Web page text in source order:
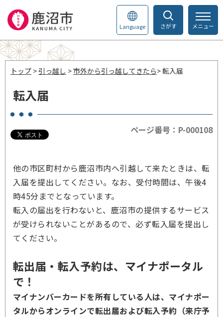
さがす
Language メニュー
トップ > 引っ越し >市外から引っ越してきたら> 転入届
転入届
ページ番号：P-000108
他の市区町村から鹿沼市内へ引越して来たときは、転
入届を提出してください。なお、受付時間は、午後4
時45分までとなっています。
転入の届出を行わないと、鹿沼市の提供するサービス
が受けられないことがあるので、必ず転入届を提出し
てください。
転出届・転入予約は、マイナポータル
で！
マイナンバーカードを所有している人は、マイナポー
タルからオンラインで転出届および転入予約（来庁予